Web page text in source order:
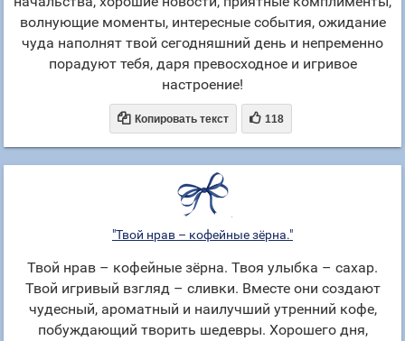
волнующие моменты, интересные события, ожидание
чуда наполнят твой сегодняшний день и непременно
порадуют тебя, даря превосходное и игривое
настроение!
 Копировать текст  118
"Твой нрав – кофейные зёрна."
Твой нрав – кофейные зёрна. Твоя улыбка – сахар.
Твой игривый взгляд – сливки. Вместе они создают
чудесный, ароматный и наилучший утренний кофе,
побуждающий творить шедевры. Хорошего дня,